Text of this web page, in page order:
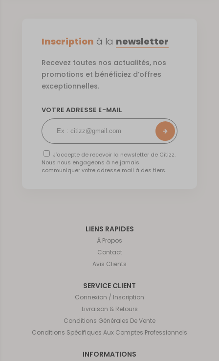
LIENS RAPIDES
À Propos
Contact
Avis Clients
SERVICE CLIENT
Connexion / Inscription
Livraison & Retours
Conditions Générales De Vente
Conditions Spécifiques Aux Comptes Professionnels
INFORMATIONS
Inscription à la newsletter
Recevez toutes nos actualités, nos
promotions et bénéficiez d’offres
exceptionnelles.
VOTRE ADRESSE E-MAIL
J’accepte de recevoir la newsletter de Citizz.
Nous nous engageons à ne jamais
communiquer votre adresse mail à des tiers.